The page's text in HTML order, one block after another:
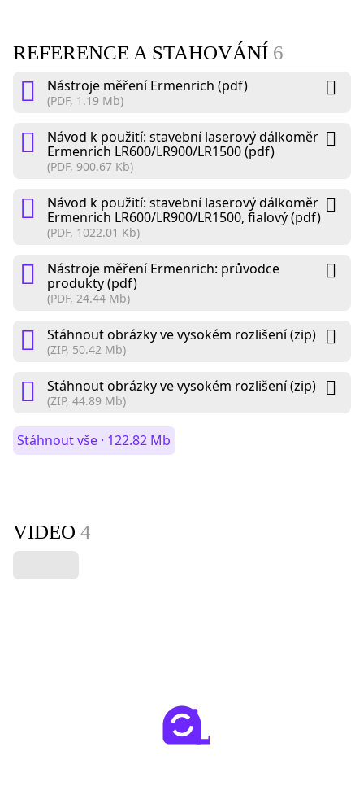
REFERENCE A STAHOVÁNÍ 6
Nástroje měření Ermenrich (pdf)
(PDF, 1.19 Mb)
Návod k použití: stavební laserový dálkoměr
Ermenrich LR600/LR900/LR1500 (pdf)
(PDF, 900.67 Kb)
Návod k použití: stavební laserový dálkoměr
Ermenrich LR600/LR900/LR1500, fialový (pdf)
(PDF, 1022.01 Kb)
Nástroje měření Ermenrich: průvodce
produkty (pdf)
(PDF, 24.44 Mb)
Stáhnout obrázky ve vysokém rozlišení (zip)
(ZIP, 50.42 Mb)
Stáhnout obrázky ve vysokém rozlišení (zip)
(ZIP, 44.89 Mb)
Stáhnout vše · 122.82 Mb
VIDEO 4